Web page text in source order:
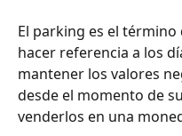
El parking es el
hacer referencia a los
mantener los valores
desde el momento de
venderlos en una